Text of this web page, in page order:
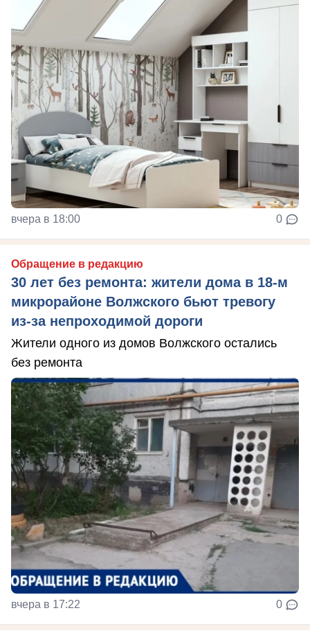
вчера в 18:00 0
Обращение в редакцию
30 лет без ремонта: жители дома в 18‑м
микрорайоне Волжского бьют тревогу
из‑за непроходимой дороги
Жители одного из домов Волжского остались
без ремонта
вчера в 17:22 0